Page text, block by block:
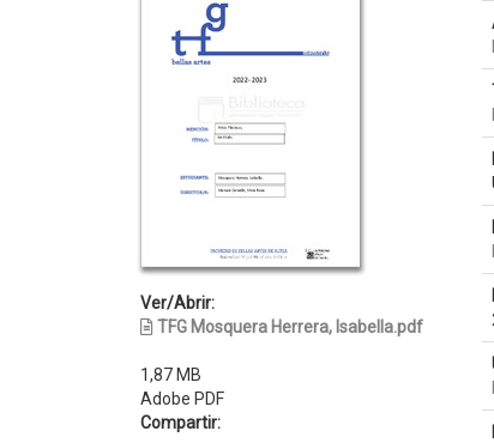
Ver/Abrir:
TFG Mosquera Herrera, Isabella.pdf
1,87 MB
Adobe PDF
Compartir: